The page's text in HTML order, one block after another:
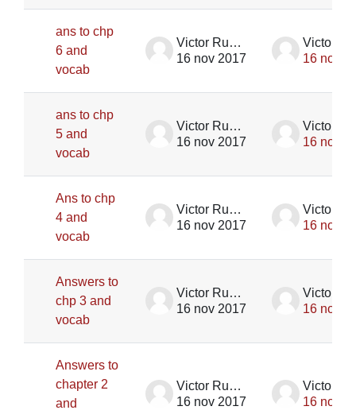
ans to chp
6 and
vocab
Victor Rupik
16 nov 2017
16 nov
ans to chp
5 and
vocab
Victor Rupik
16 nov 2017
16 nov
Ans to chp
4 and
vocab
Victor Rupik
16 nov 2017
16 nov
Answers to
chp 3 and
vocab
Victor Rupik
16 nov 2017
16 nov
Answers to
chapter 2
and
Victor Rupik
16 nov 2017
16 nov